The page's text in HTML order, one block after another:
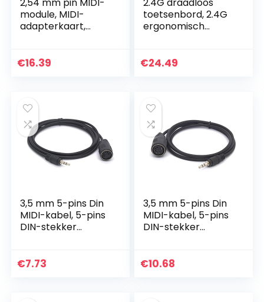
module, MIDI-
adapterkaart,
microcontroller
€16.39
toetsenbord, 2.4G
ergonomisch
ord Intelligente
€24.49
3,5 mm 5-pins Din
MIDI-kabel, 5-pins
DIN-stekker
stereo mannelijke
€7.73
3,5 mm 5-pins Din
MIDI-kabel, 5-pins
DIN-stekker
mannelijke jack
€10.68